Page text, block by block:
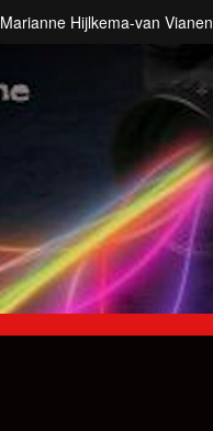
Marianne Hijlkema-van Vianen